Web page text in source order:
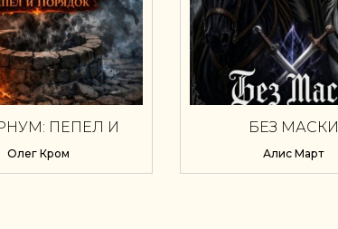
ПЕПЕЛ И
Олег Кром
БЕЗ МАСКИ
Алис Март